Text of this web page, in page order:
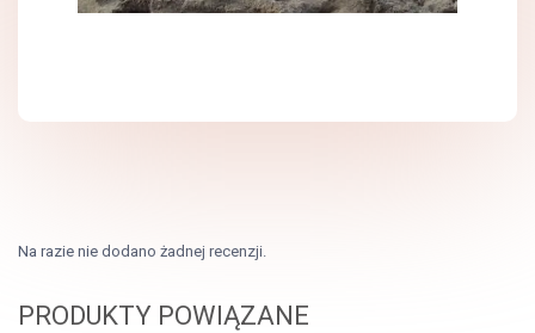
Na razie nie dodano żadnej recenzji.
PRODUKTY POWIĄZANE